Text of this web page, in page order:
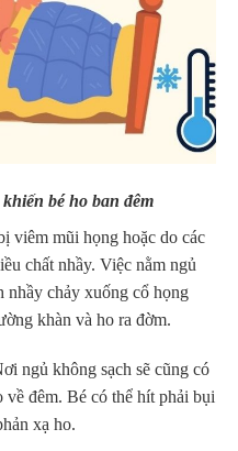
bé ho ban đêm
viêm mũi họng hoặc do các
chất nhầy. Việc nằm ngủ
nhầy chảy xuống cổ họng
khàn và ho ra đờm.
ngủ không sạch sẽ cũng có
về đêm. Bé có thể hít phải bụi
xạ ho.